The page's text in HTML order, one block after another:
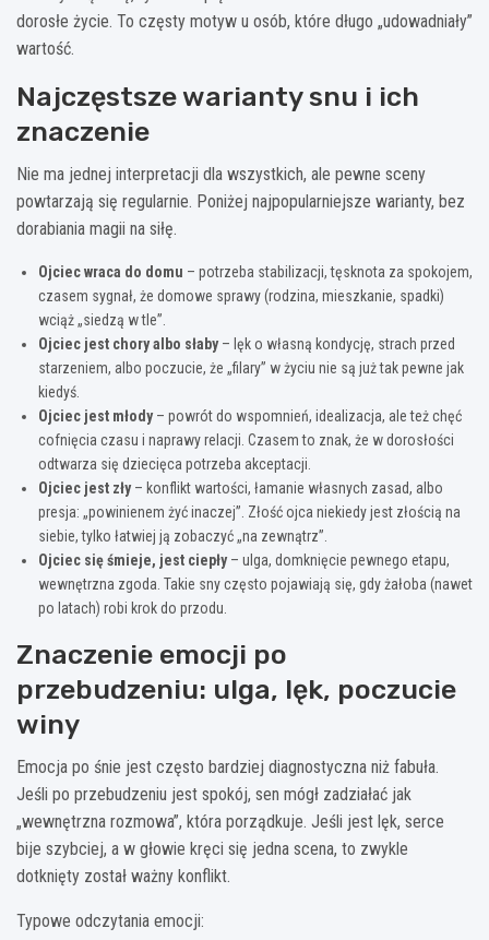
dorosłe życie. To częsty motyw u osób, które długo „udowadniały”
wartość.
Najczęstsze warianty snu i ich
znaczenie
Nie ma jednej interpretacji dla wszystkich, ale pewne sceny
powtarzają się regularnie. Poniżej najpopularniejsze warianty, bez
dorabiania magii na siłę.
Ojciec wraca do domu – potrzeba stabilizacji, tęsknota za spokojem,
czasem sygnał, że domowe sprawy (rodzina, mieszkanie, spadki)
wciąż „siedzą w tle”.
Ojciec jest chory albo słaby– lęk o własną kondycję, strach przed
starzeniem, albo poczucie, że „filary” w życiu nie są już tak pewne jak
kiedyś.
Ojciec jest młody– powrót do wspomnień, idealizacja, ale też chęć
cofnięcia czasu i naprawy relacji. Czasem to znak, że w dorosłości
odtwarza się dziecięca potrzeba akceptacji.
Ojciec jest zły– konflikt wartości, łamanie własnych zasad, albo
presja: „powinienem żyć inaczej”. Złość ojca niekiedy jest złością na
siebie, tylko łatwiej ją zobaczyć „na zewnątrz”.
Ojciec się śmieje, jest ciepły– ulga, domknięcie pewnego etapu,
wewnętrzna zgoda. Takie sny często pojawiają się, gdy żałoba (nawet
po latach) robi krok do przodu.
Znaczenie emocji po
przebudzeniu: ulga, lęk, poczucie
winy
Emocja po śnie jest często bardziej diagnostyczna niż fabuła.
Jeśli po przebudzeniu jest spokój, sen mógł zadziałać jak
„wewnętrzna rozmowa”, która porządkuje. Jeśli jest lęk, serce
bije szybciej, a w głowie kręci się jedna scena, to zwykle
dotknięty został ważny konflikt.
Typowe odczytania emocji: